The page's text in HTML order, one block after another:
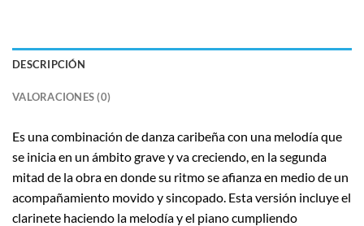
DESCRIPCIÓN
VALORACIONES (0)
Es una combinación de danza caribeña con una melodía que
se inicia en un ámbito grave y va creciendo, en la segunda
mitad de la obra en donde su ritmo se afianza en medio de un
acompañamiento movido y sincopado. Esta versión incluye el
clarinete haciendo la melodía y el piano cumpliendo